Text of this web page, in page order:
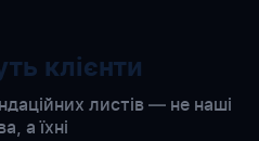
клієнти
листів — не наші
а їхні